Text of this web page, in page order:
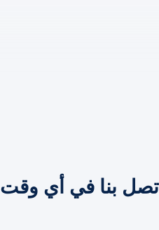
اتصل بنا في أي وقت